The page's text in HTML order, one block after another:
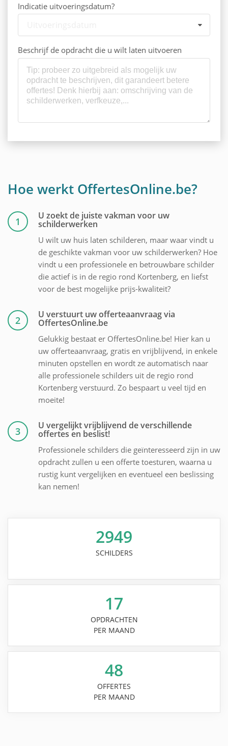
Indicatie uitvoeringsdatum?
Beschrijf de opdracht die u wilt laten uitvoeren
Hoe werkt OffertesOnline.be?
1 U zoekt de juiste vakman voor uw
schilderwerken
U wilt uw huis laten schilderen, maar waar vindt u
de geschikte vakman voor uw schilderwerken? Hoe
vindt u een professionele en betrouwbare schilder
die actief is in de regio rond Kortenberg, en liefst
voor de best mogelijke prijs-kwaliteit?
2 U verstuurt uw offerteaanvraag via
OffertesOnline.be
Gelukkig bestaat er OffertesOnline.be! Hier kan u
uw offerteaanvraag, gratis en vrijblijvend, in enkele
minuten opstellen en wordt ze automatisch naar
alle professionele schilders uit de regio rond
Kortenberg verstuurd. Zo bespaart u veel tijd en
moeite!
3 U vergelijkt vrijblijvend de verschillende
offertes en beslist!
Professionele schilders die geïnteresseerd zijn in uw
opdracht zullen u een offerte toesturen, waarna u
rustig kunt vergelijken en eventueel een beslissing
kan nemen!
2949
SCHILDERS
17
OPDRACHTEN
PER MAAND
48
OFFERTES
PER MAAND